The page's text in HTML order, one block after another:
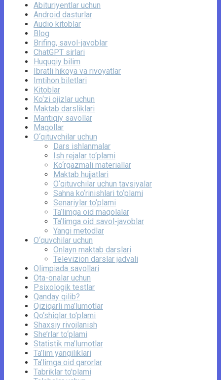
Abituriyentlar uchun
Android dasturlar
Audio kitoblar
Blog
Brifing, savol-javoblar
ChatGPT sirlari
Huquqiy bilim
Ibratli hikoya va rivoyatlar
Imtihon biletlari
Kitoblar
Ko‘zi ojizlar uchun
Maktab darsliklari
Mantiqiy savollar
Maqollar
O‘qituvchilar uchun
Dars ishlanmalar
Ish rejalar to‘plami
Ko‘rgazmali materiallar
Maktab hujjatlari
O‘qituvchilar uchun tavsiyalar
Sahna ko‘rinishlari to‘plami
Senariylar to‘plami
Ta’limga oid maqolalar
Ta’limga oid savol-javoblar
Yangi metodlar
O‘quvchilar uchun
Onlayn maktab darslari
Televizion darslar jadvali
Olimpiada savollari
Ota-onalar uchun
Psixologik testlar
Qanday qilib?
Qiziqarli ma’lumotlar
Qo‘shiqlar to‘plami
Shaxsiy rivojlanish
She’rlar to‘plami
Statistik ma’lumotlar
Ta’lim yangiliklari
Ta’limga oid qarorlar
Tabriklar to'plami